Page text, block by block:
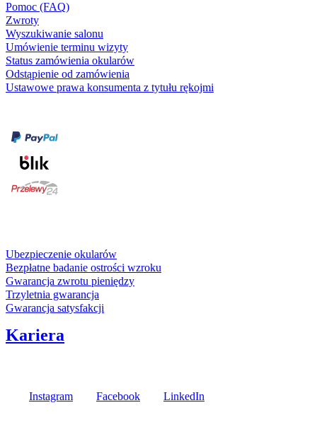
Pomoc (FAQ)
Zwroty
Wyszukiwanie salonu
Umówienie terminu wizyty
Status zamówienia okularów
Odstąpienie od zamówienia
Ustawowe prawa konsumenta z tytułu rękojmi
Ubezpieczenie okularów
Bezpłatne badanie ostrości wzroku
Gwarancja zwrotu pieniędzy
Trzyletnia gwarancja
Gwarancja satysfakcji
Kariera
Instagram Facebook LinkedIn